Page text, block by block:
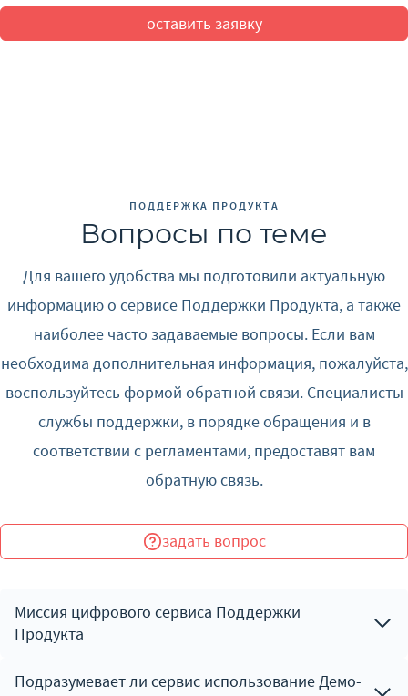
оставить заявку
ПОДДЕРЖКА ПРОДУКТА
Вопросы по теме
Для вашего удобства мы подготовили актуальную
информацию о сервисе Поддержки Продукта, а также
наиболее часто задаваемые вопросы. Если вам
необходима дополнительная информация, пожалуйста,
воспользуйтесь формой обратной связи. Специалисты
службы поддержки, в порядке обращения и в
соответствии с регламентами, предоставят вам
обратную связь.
задать вопрос
Миссия цифрового сервиса Поддержки
Продукта
Подразумевает ли сервис использование Демо-